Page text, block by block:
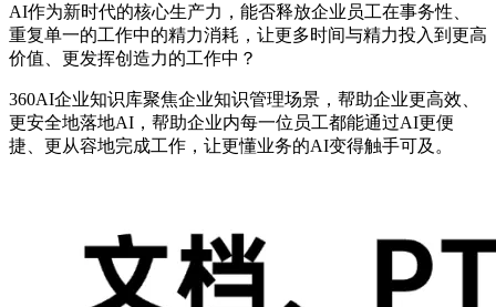
AI作为新时代的核心生产力，能否释放企业员工在事务性、
重复单一的工作中的精力消耗，让更多时间与精力投入到更高
价值、更发挥创造力的工作中？
360AI企业知识库聚焦企业知识管理场景，帮助企业更高效、
更安全地落地AI，帮助企业内每一位员工都能通过AI更便
捷、更从容地完成工作，让更懂业务的AI变得触手可及。